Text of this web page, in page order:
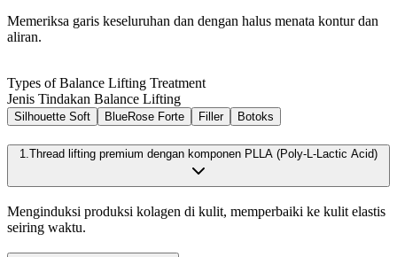
Memeriksa garis keseluruhan dan dengan halus menata kontur dan
aliran.
Types of Balance Lifting Treatment
Jenis Tindakan Balance Lifting
Silhouette Soft BlueRose Forte Filler Botoks
1.Thread lifting premium dengan komponen PLLA (Poly-L-Lactic Acid)
Menginduksi produksi kolagen di kulit, memperbaiki ke kulit elastis
seiring waktu.